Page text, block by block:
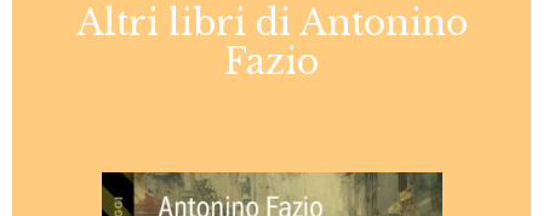
Altri libri di Antonino
Fazio